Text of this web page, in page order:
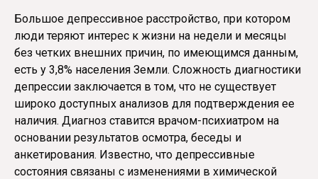
Большое депрессивное расстройство, при котором
люди теряют интерес к жизни на недели и месяцы
без четких внешних причин, по имеющимся данным,
есть у 3,8% населения Земли. Сложность диагностики
депрессии заключается в том, что не существует
широко доступных анализов для подтверждения ее
наличия. Диагноз ставится врачом-психиатром на
основании результатов осмотра, беседы и
анкетирования. Известно, что депрессивные
состояния связаны с изменениями в химической